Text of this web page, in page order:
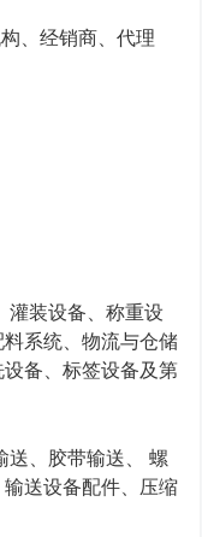
、经销商、代理
灌装设备、称重设
系统、物流与仓储
备、标签设备及第
送 胶带输送
螺
输送设备配件
压缩